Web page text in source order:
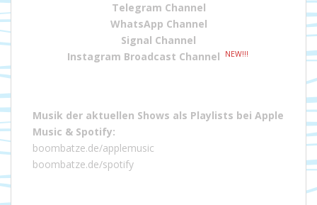
Telegram Channel
WhatsApp Channel
Signal Channel
Instagram Broadcast Channel
NEW!!!
Musik der aktuellen Shows als Playlists bei Apple
Music & Spotify:
boombatze.de/applemusic
boombatze.de/spotify